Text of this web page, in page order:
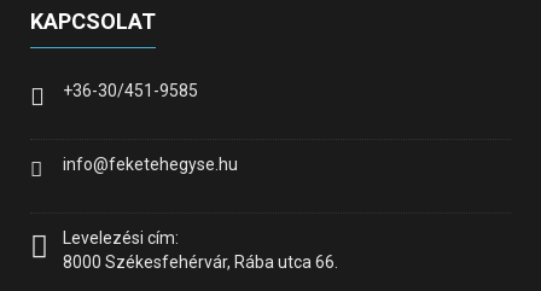
KAPCSOLAT
+36-30/451-9585
info@feketehegyse.hu
Levelezési cím:
8000 Székesfehérvár, Rába utca 66.